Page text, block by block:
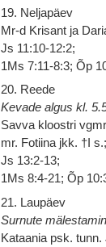
19. Neljapäev
Mr-d Krisant ja
Js 11:10-12:2;
1Ms 7:11-8:3; Õp
20. Reede
Kevade algus kl.
Savva kloostri
mr. Fotiina jkk. †I
Js 13:2-13;
1Ms 8:4-21; Õp
21. Laupäev
Surnute
Kataania psk.